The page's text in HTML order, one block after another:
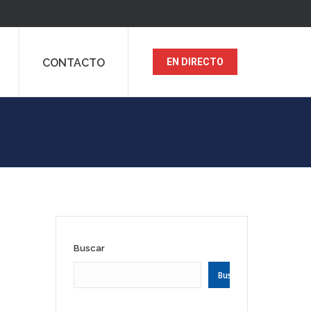
CONTACTO EN DIRECTO
Buscar
Buscar